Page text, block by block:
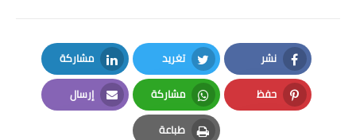
نشر
Facebook
تغريد
Twitter
مشاركة
LinkedIn
حفظ
Pinterest
مشاركة
Whatsapp
إرسال
Email
طباعة